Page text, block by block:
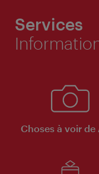
Services
Choses à voir de